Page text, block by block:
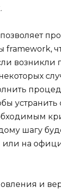
framework,
возникли
шагу
на
и